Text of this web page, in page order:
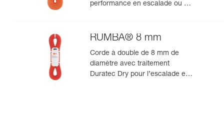
performance en escalade ou en
RUMBA® 8 mm
Corde à double de 8 mm de
diamètre avec traitement
Duratec Dry pour l’escalade en